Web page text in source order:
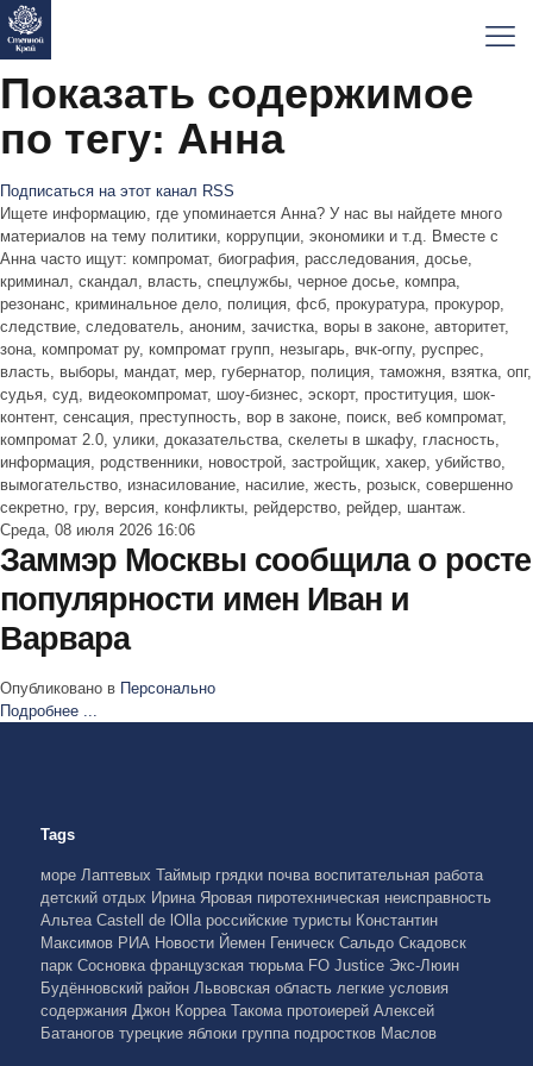
Показать содержимое
по тегу: Анна
Подписаться на этот канал RSS
Ищете информацию, где упоминается Анна? У нас вы найдете много
материалов на тему политики, коррупции, экономики и т.д. Вместе с
Анна часто ищут: компромат, биография, расследования, досье,
криминал, скандал, власть, спецлужбы, черное досье, компра,
резонанс, криминальное дело, полиция, фсб, прокуратура, прокурор,
следствие, следователь, аноним, зачистка, воры в законе, авторитет,
зона, компромат ру, компромат групп, незыгарь, вчк-огпу, руспрес,
власть, выборы, мандат, мер, губернатор, полиция, таможня, взятка, опг,
судья, суд, видеокомпромат, шоу-бизнес, эскорт, проституция, шок-
контент, сенсация, преступность, вор в законе, поиск, веб компромат,
компромат 2.0, улики, доказательства, скелеты в шкафу, гласность,
информация, родственники, новострой, застройщик, хакер, убийство,
вымогательство, изнасилование, насилие, жесть, розыск, совершенно
секретно, гру, версия, конфликты, рейдерство, рейдер, шантаж.
Среда, 08 июля 2026 16:06
Заммэр Москвы сообщила о росте
популярности имен Иван и
Варвара
Опубликовано в Персонально
Подробнее ...
Tags
море Лаптевых Таймыр грядки почва воспитательная работа
детский отдых Ирина Яровая пиротехническая неисправность
Альтеа Castell de lOlla российские туристы Константин
Максимов РИА Новости Йемен Геническ Сальдо Скадовск
парк Сосновка французская тюрьма FO Justice Экс-Люин
Будённовский район Львовская область легкие условия
содержания Джон Корреа Такома протоиерей Алексей
Батаногов турецкие яблоки группа подростков Маслов